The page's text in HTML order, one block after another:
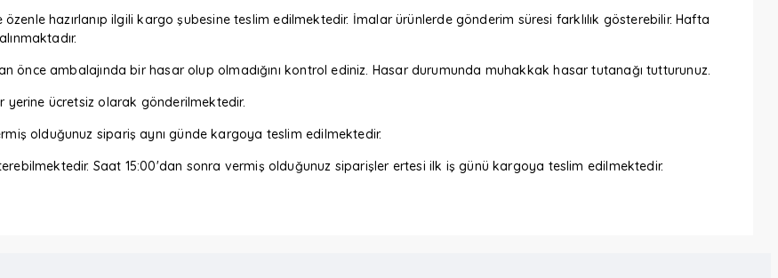
hazırlanıp ilgili kargo şubesine teslim edilmektedir. İmalar ürünlerde gönderim süresi farklılık gösterebilir. Hafta
önce ambalajında bir hasar olup olmadığını kontrol ediniz. Hasar durumunda muhakkak hasar tutanağı tutturunuz.
yerine ücretsiz olarak gönderilmektedir.
olduğunuz sipariş aynı günde kargoya teslim edilmektedir.
Saat 15:00'dan sonra vermiş olduğunuz siparişler ertesi ilk iş günü kargoya teslim edilmektedir.